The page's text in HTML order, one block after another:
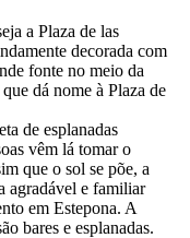
a Plaza de las
decorada com
fonte no meio da
dá nome à Plaza de
de esplanadas
vêm lá tomar o
que o sol se põe, a
agradável e familiar
em Estepona. A
bares e esplanadas.